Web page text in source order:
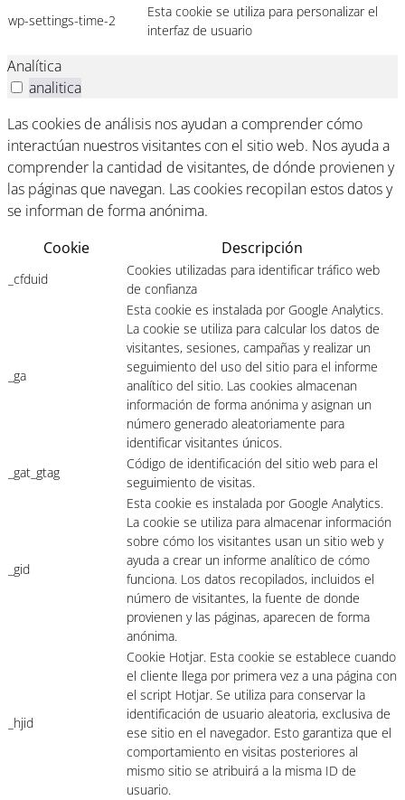
wp-settings-time-2
Esta cookie se utiliza para personalizar el
interfaz de usuario
Analítica
analitica
Las cookies de análisis nos ayudan a comprender cómo
interactúan nuestros visitantes con el sitio web. Nos ayuda a
comprender la cantidad de visitantes, de dónde provienen y
las páginas que navegan. Las cookies recopilan estos datos y
se informan de forma anónima.
Cookie
Descripción
_cfduid
Cookies utilizadas para identificar tráfico web
de confianza
_ga
Esta cookie es instalada por Google Analytics.
La cookie se utiliza para calcular los datos de
visitantes, sesiones, campañas y realizar un
seguimiento del uso del sitio para el informe
analítico del sitio. Las cookies almacenan
información de forma anónima y asignan un
número generado aleatoriamente para
identificar visitantes únicos.
_gat_gtag
Código de identificación del sitio web para el
seguimiento de visitas.
_gid
Esta cookie es instalada por Google Analytics.
La cookie se utiliza para almacenar información
sobre cómo los visitantes usan un sitio web y
ayuda a crear un informe analítico de cómo
funciona. Los datos recopilados, incluidos el
número de visitantes, la fuente de donde
provienen y las páginas, aparecen de forma
anónima.
_hjid
Cookie Hotjar. Esta cookie se establece cuando
el cliente llega por primera vez a una página con
el script Hotjar. Se utiliza para conservar la
identificación de usuario aleatoria, exclusiva de
ese sitio en el navegador. Esto garantiza que el
comportamiento en visitas posteriores al
mismo sitio se atribuirá a la misma ID de
usuario.